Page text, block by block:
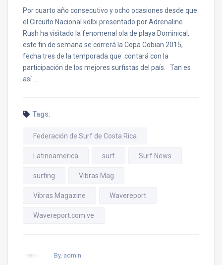
Por cuarto año consecutivo y ocho ocasiones desde que
el Circuito Nacional kölbi presentado por Adrenaline
Rush ha visitado la fenomenal ola de playa Dominical,
este fin de semana se correrá la Copa Cobian 2015,
fecha tres de la temporada que contará con la
participación de los mejores surfistas del país. Tan es
así …
Tags:
Federación de Surf de Costa Rica
Latinoamerica surf Surf News
surfing Vibras Mag
Vibras Magazine Wavereport
Wavereport.com.ve
By, admin